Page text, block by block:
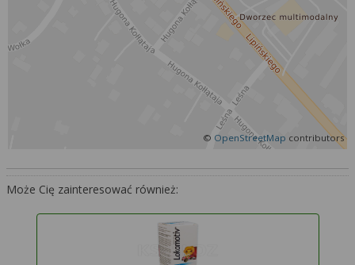
© OpenStreetMap contributors
Może Cię zainteresować również:
Więcej informacji na temat wykorzystywania
narzędzi zewnętrznych w naszym serwisie
znajdziesz w
Regulaminie Serwisu